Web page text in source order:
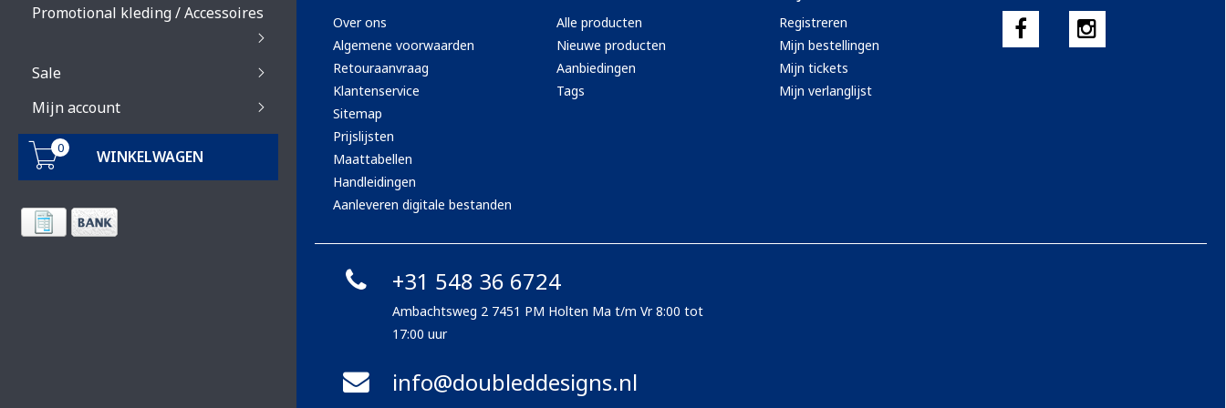
Promotional kleding / Accessoires
Sale
Mijn account
0 WINKELWAGEN
Over ons
Algemene voorwaarden
Retouraanvraag
Klantenservice
Sitemap
Prijslijsten
Maattabellen
Handleidingen
Aanleveren digitale bestanden
Alle producten
Nieuwe producten
Aanbiedingen
Tags
Registreren
Mijn bestellingen
Mijn tickets
Mijn verlanglijst
+31 548 36 6724
Ambachtsweg 2 7451 PM Holten Ma t/m Vr 8:00 tot
17:00 uur
info@doubleddesigns.nl